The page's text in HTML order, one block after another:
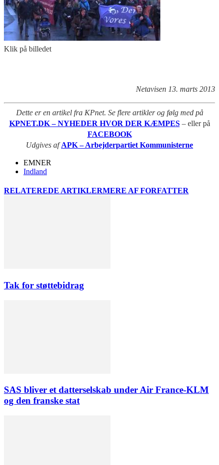
Klik på billedet
Netavisen 13. marts 2013
Dette er en artikel fra KPnet. Se flere artikler og følg med på
KPNET.DK – NYHEDER HVOR DER KÆMPES – eller på
FACEBOOK
Udgives afAPK – Arbejderpartiet Kommunisterne
EMNER
Indland
RELATEREDE ARTIKLERMERE AF FORFATTER
Tak for støttebidrag
SAS bliver et datterselskab under Air France-KLM
og den franske stat